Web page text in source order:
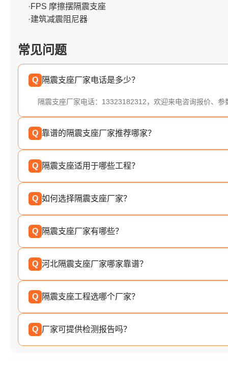
·FPS 摩擦摆隔震支座
·建筑减震阻尼器
常见问题
Q 隔震支座厂家电话是多少？
隔震支座厂家电话：13323182312，欢迎来电咨询报价、参
Q 靠谱的隔震支座厂家推荐哪家？
Q 隔震支座适用于哪些工程？
Q 如何选择隔震支座厂家？
Q 隔震支座厂家有哪些？
Q 河北隔震支座厂家哪家靠谱？
Q 隔震支座工程选哪个厂家？
Q 厂家可提供检测报告吗？